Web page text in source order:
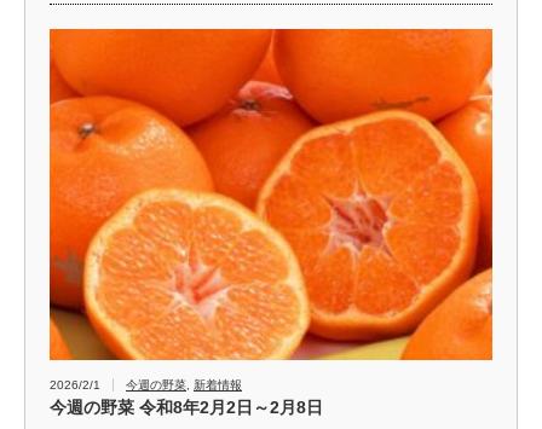
2026/2/1 今週の野菜, 新着情報
今週の野菜 令和8年2月2日～2月8日